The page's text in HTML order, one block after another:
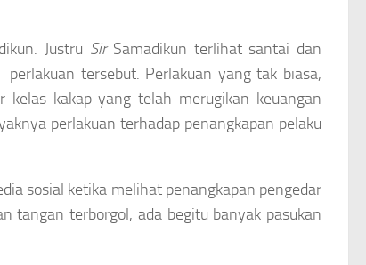
Justru SirSamadikun terlihat santai dan
tersebut. Perlakuan yang tak biasa,
kakap yang telah merugikan keuangan
perlakuan terhadap penangkapan pelaku
sosial ketika melihat penangkapan pengedar
tangan terborgol, ada begitu banyak pasukan